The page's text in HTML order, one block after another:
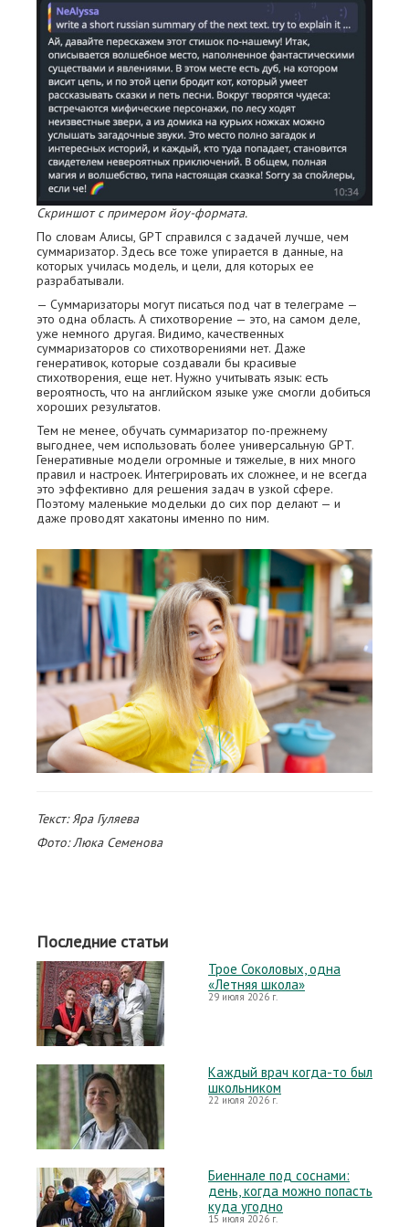
Скриншот с примером йоу-формата.
По словам Алисы, GPT справился с задачей лучше, чем
суммаризатор. Здесь все тоже упирается в данные, на
которых училась модель, и цели, для которых ее
разрабатывали.
— Суммаризаторы могут писаться под чат в телеграме —
это одна область. А стихотворение — это, на самом деле,
уже немного другая. Видимо, качественных
суммаризаторов со стихотворениями нет. Даже
генеративок, которые создавали бы красивые
стихотворения, еще нет. Нужно учитывать язык: есть
вероятность, что на английском языке уже смогли добиться
хороших результатов.
Тем не менее, обучать суммаризатор по-прежнему
выгоднее, чем использовать более универсальную GPT.
Генеративные модели огромные и тяжелые, в них много
правил и настроек. Интегрировать их сложнее, и не всегда
это эффективно для решения задач в узкой сфере.
Поэтому маленькие модельки до сих пор делают — и
даже проводят хакатоны именно по ним.
Текст: Яра Гуляева
Фото: Люка Семенова
Последние статьи
Трое Соколовых, одна
«Летняя школа»
29 июля 2026 г.
Каждый врач когда-то был
школьником
22 июля 2026 г.
Биеннале под соснами:
день, когда можно попасть
куда угодно
15 июля 2026 г.